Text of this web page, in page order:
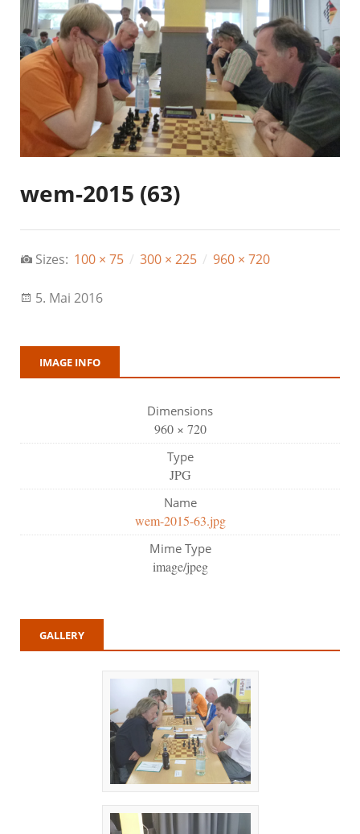
wem-2015 (63)
Sizes: 100 × 75 / 300 × 225 / 960 × 720
5. Mai 2016
IMAGE INFO
Dimensions
960 × 720
Type
JPG
Name
wem-2015-63.jpg
Mime Type
image/jpeg
GALLERY